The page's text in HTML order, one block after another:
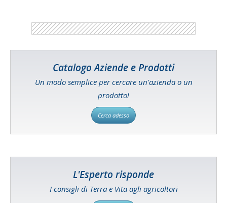
Catalogo Aziende e Prodotti
Un modo semplice per cercare un'azienda o un
prodotto!
Cerca adesso
L'Esperto risponde
I consigli di Terra e Vita agli agricoltori